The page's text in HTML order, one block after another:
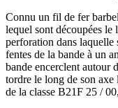
Connu un fil de fer
lequel sont découpées le
perforation dans laquelle
fentes de la bande à un
bande encerclent autour
tordre le long de son
de la classe B21F 25 /